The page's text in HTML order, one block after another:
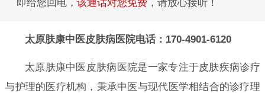
即给您回电， 该通话对您免费 ，请放心接听！
太原肤康中医皮肤病医院电话：170-4901-6120
太原肤康中医皮肤病医院是一家专注于皮肤疾病诊疗
与护理的医疗机构，秉承中医与现代医学相结合的诊疗理